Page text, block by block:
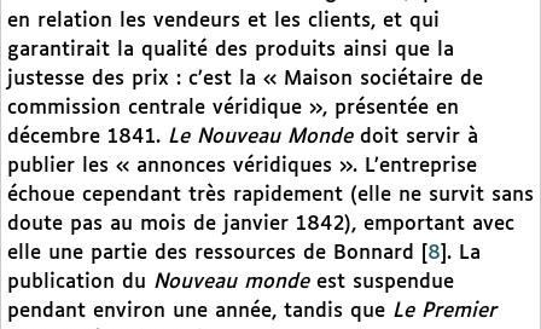
en relation les vendeurs et les clients, et qui
garantirait la qualité des produits ainsi que la
justesse des prix : c’est la « Maison sociétaire de
commission centrale véridique », présentée en
décembre 1841. Le Nouveau Monde doit servir à
publier les « annonces véridiques ». L’entreprise
échoue cependant très rapidement (elle ne survit sans
doute pas au mois de janvier 1842), emportant avec
elle une partie des ressources de Bonnard
8 . La
publication du Nouveau monde est suspendue
pendant environ une année, tandis que Le Premier